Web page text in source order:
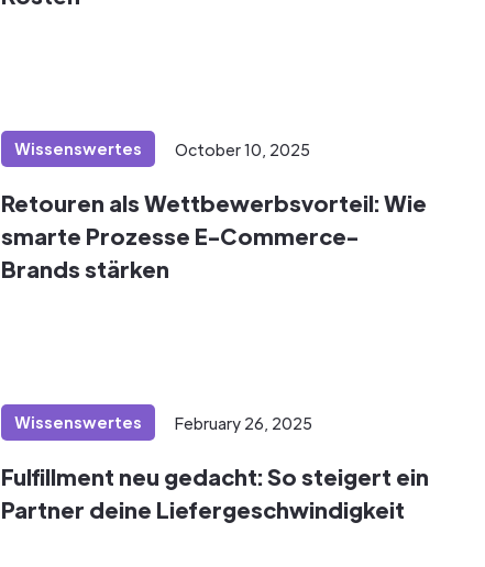
Wissenswertes October 10, 2025
Retouren als Wettbewerbsvorteil: Wie
smarte Prozesse E-Commerce-
Brands stärken
Wissenswertes February 26, 2025
Fulfillment neu gedacht: So steigert ein
Partner deine Liefergeschwindigkeit